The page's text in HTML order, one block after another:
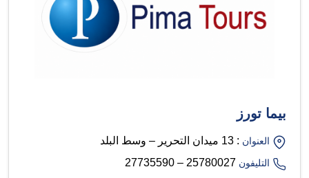
بيما تورز
العنوان : 13 ميدان التحرير – وسط البلد
التليفون 25780027 – 27735590